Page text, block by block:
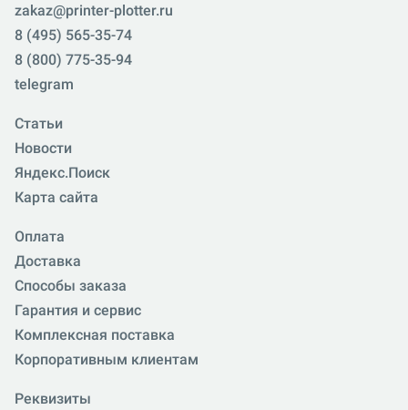
zakaz@printer-plotter.ru
8 (495) 565-35-74
8 (800) 775-35-94
telegram
Статьи
Новости
Яндекс.Поиск
Карта сайта
Оплата
Доставка
Способы заказа
Гарантия и сервис
Комплексная поставка
Корпоративным клиентам
Реквизиты